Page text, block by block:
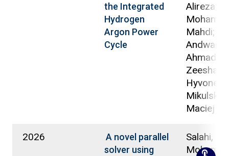
the Integrated
Hydrogen
Argon Power
Cycle
Alireza;
Mahdi;
Andwari,
Ahmad,
Zeeshan;
Hyvonen,
Mikulski,
Maciej
2026
A novel parallel
solver using
Salahi,